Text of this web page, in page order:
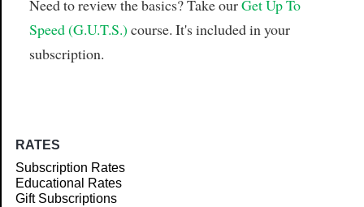
Need to review the basics? Take ourGet Up To
Speed (G.U.T.S.) course. It's included in your
subscription.
RATES
Subscription Rates
Educational Rates
Gift Subscriptions